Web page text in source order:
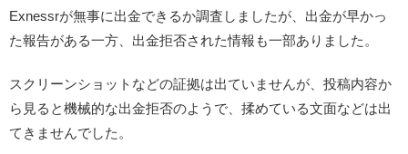
Exnessrが無事に出金できるか調査しましたが、出金が早かっ
た報告がある一方、出金拒否された情報も一部ありました。
スクリーンショットなどの証拠は出ていませんが、投稿内容か
ら見ると機械的な出金拒否のようで、揉めている文面などは出
てきませんでした。